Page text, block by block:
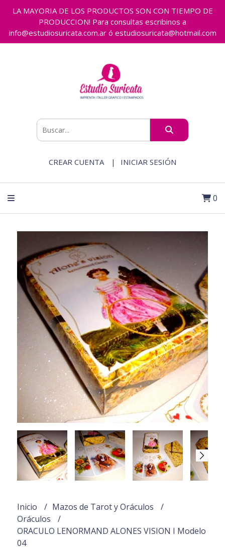
LA MAYORIA DE LOS PRODUCTOS SON CON TIEMPO DE
PRODUCCION! Para consultas escribinos a
info@estudiosuricata.com.ar ó estudiosuricata@hotmail.com
CREAR CUENTA INICIAR SESIÓN
0
Inicio
Mazos de Tarot y Oráculos
Oráculos
ORACULO LENORMAND ALONES VISION I Modelo
04